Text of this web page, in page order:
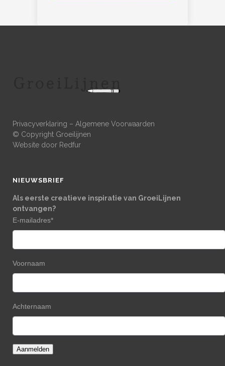
Privacyverklaring – Algemene Voorwaarden
© Copyright Groeilijnen
Website door Redfur
NIEUWSBRIEF
Als eerste creatieve inspiratie van GroeiLijnen
ontvangen?
E-mailadres*
Voornaam
Achternaam
Aanmelden